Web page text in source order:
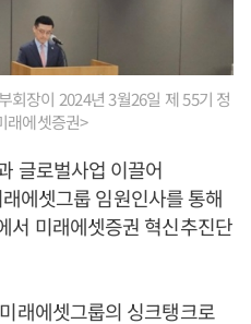
회장이 2024년 3월26일 제 55기 정
래에셋증권>
글로벌사업 이끌어
에셋그룹 임원인사를 통해
서 미래에셋증권 혁신추진단
래에셋그룹의 싱크탱크로